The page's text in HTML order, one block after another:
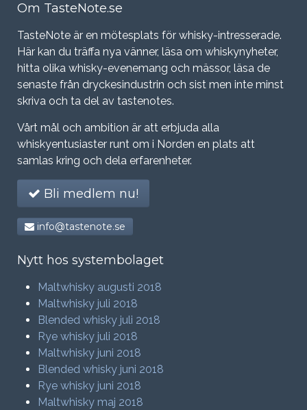
Om TasteNote.se
TasteNote är en mötesplats för whisky-intresserade.
Här kan du träffa nya vänner, läsa om whiskynyheter,
hitta olika whisky-evenemang och mässor, läsa de
senaste från dryckesindustrin och sist men inte minst
skriva och ta del av tastenotes.
Vårt mål och ambition är att erbjuda alla
whiskyentusiaster runt om i Norden en plats att
samlas kring och dela erfarenheter.
Bli medlem nu!
info@tastenote.se
Nytt hos systembolaget
Maltwhisky augusti 2018
Maltwhisky juli 2018
Blended whisky juli 2018
Rye whisky juli 2018
Maltwhisky juni 2018
Blended whisky juni 2018
Rye whisky juni 2018
Maltwhisky maj 2018